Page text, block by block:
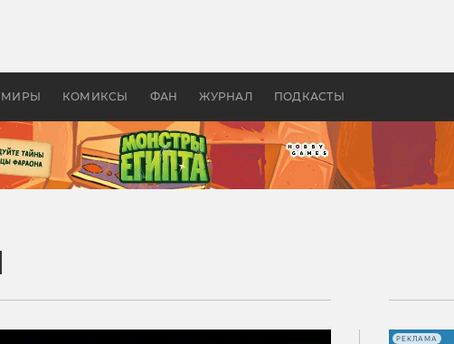
МИРЫ КОМИКСЫ ФАН ЖУРНАЛ ПОДКАСТЫ
в России —
бы «Властелина колец»
РЕКЛАМА